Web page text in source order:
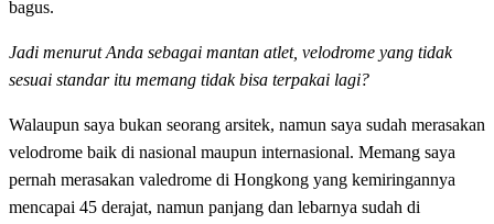
bagus.
Jadi menurut Anda sebagai mantan atlet, velodrome yang tidak
sesuai standar itu memang tidak bisa terpakai lagi?
Walaupun saya bukan seorang arsitek, namun saya sudah merasakan
velodrome baik di nasional maupun internasional. Memang saya
pernah merasakan valedrome di Hongkong yang kemiringannya
mencapai 45 derajat, namun panjang dan lebarnya sudah di